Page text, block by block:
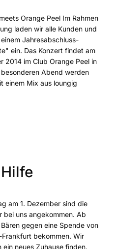
Orange Peel Im Rahmen
laden wir alle Kunden und
Jahresabschluss-
ein. Das Konzert findet am
2014 im Club Orange Peel in
Abend werden
einem Mix aus loungig
am 1. Dezember sind die
bei uns angekommen. Ab
gegen eine Spende von
bekommen. Wir
ein neues Zuhause finden.